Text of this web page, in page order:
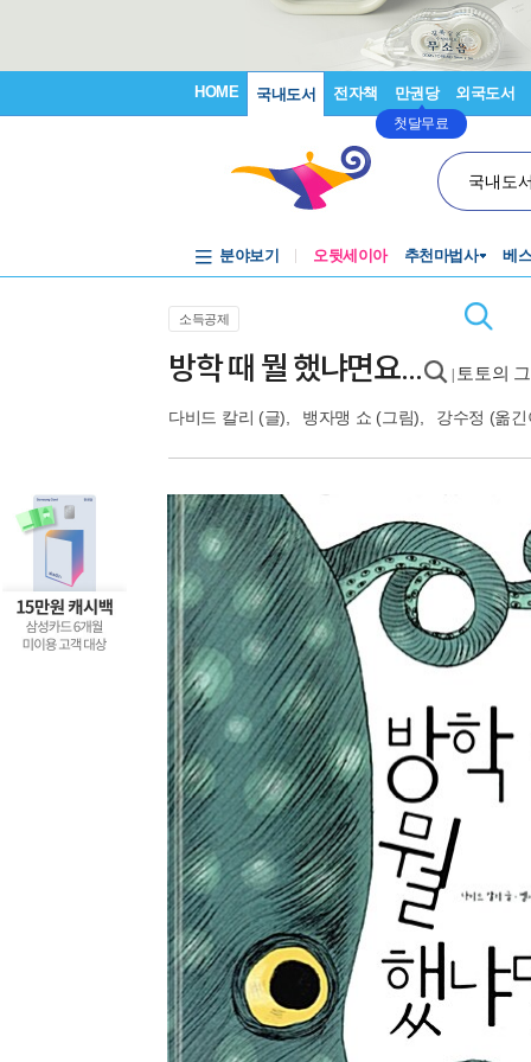
HOME 국내도서 전자책 만권당
첫달무료
외국도서
국내도
분야보기 오뒷세이아 추천마법사 베
소득공제
방학 때 뭘 했냐면요… 토토의
다비드 칼리 (글), 뱅자맹 쇼 (그림), 강수정 (옮